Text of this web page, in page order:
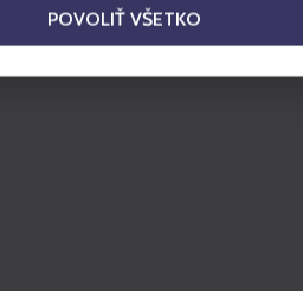
POVOLIŤ VŠETKO